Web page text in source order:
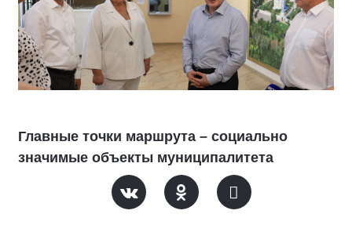
Главные точки маршрута – социально
значимые объекты муниципалитета